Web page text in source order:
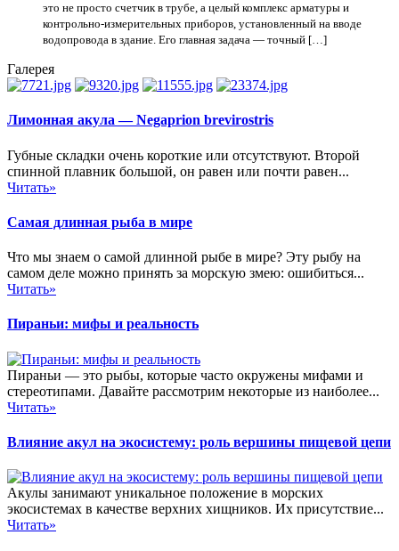
это не просто счетчик в трубе, а целый комплекс арматуры и
контрольно-измерительных приборов, установленный на вводе
водопровода в здание. Его главная задача — точный […]
Галерея
Лимонная акула — Negaprion brevirostris
Губные складки очень короткие или отсутствуют. Второй
спинной плавник большой, он равен или почти равен...
Читать»
Самая длинная рыба в мире
Что мы знаем о самой длинной рыбе в мире? Эту рыбу на
самом деле можно принять за морскую змею: ошибиться...
Читать»
Пираньи: мифы и реальность
Пираньи — это рыбы, которые часто окружены мифами и
стереотипами. Давайте рассмотрим некоторые из наиболее...
Читать»
Влияние акул на экосистему: роль вершины пищевой цепи
Акулы занимают уникальное положение в морских
экосистемах в качестве верхних хищников. Их присутствие...
Читать»